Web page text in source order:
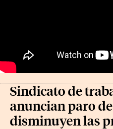
Sindicato de
anuncian paro
disminuyen las